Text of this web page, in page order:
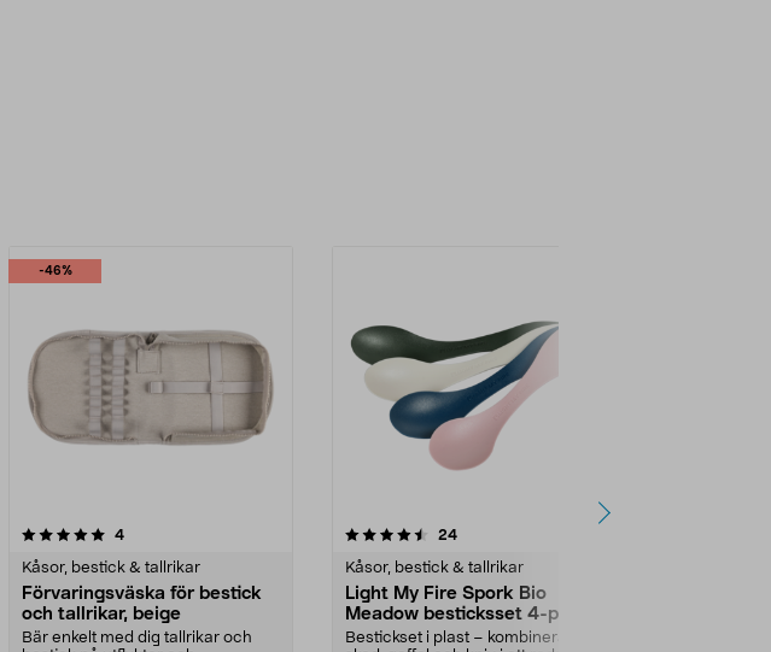
-46%
4recensioner
Kåsor, bestick & tallrikar
Förvaringsväska för bestick
och tallrikar, beige
Bär enkelt med dig tallrikar och
4.5 av 5 stjärnor 24recensioner
Kåsor, bestick & tallrikar
Light My Fire Spork Bio
Meadow besticksset 4-pack
Bestickset i plast – kombinerad
4.5 av 5 stjärnor